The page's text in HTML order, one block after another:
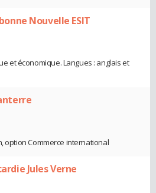
Nouvelle ESIT
et économique. Langues : anglais et
option Commerce international
Jules Verne